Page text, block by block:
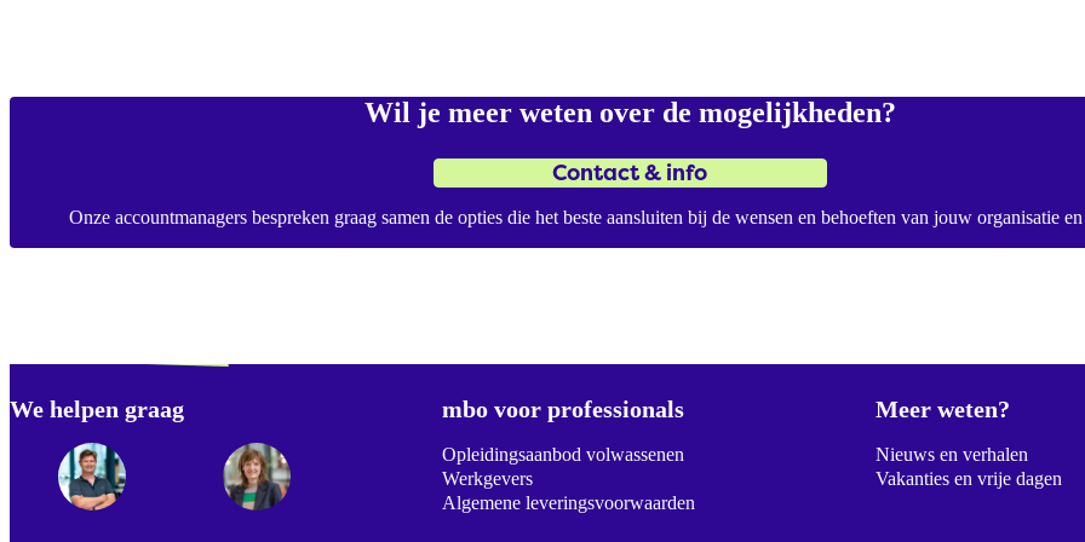
Wil je meer weten over de mogelijkheden?
Contact & info
Onze accountmanagers bespreken graag samen de opties die het beste aansluiten bij de wensen en behoeften van jouw organisatie
We helpen graag mbo voor professionals
Opleidingsaanbod volwassenen
Werkgevers
Algemene leveringsvoorwaarden
Meer weten?
Nieuws en verhalen
Vakanties en vrije dagen
Footer